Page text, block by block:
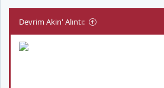
Devrim Akin' Alıntı: